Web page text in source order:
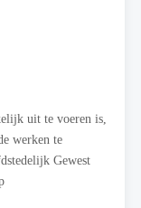
uit te voeren is,
werken te
Gewest